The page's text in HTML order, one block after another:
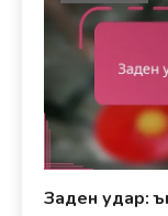
Заден удар: